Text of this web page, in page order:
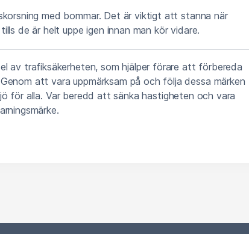
med bommar. Det är viktigt att stanna när
de är helt uppe igen innan man kör vidare.
av trafiksäkerheten, som hjälper förare att förbereda
att vara uppmärksam på och följa dessa märken
för alla. Var beredd att sänka hastigheten och vara